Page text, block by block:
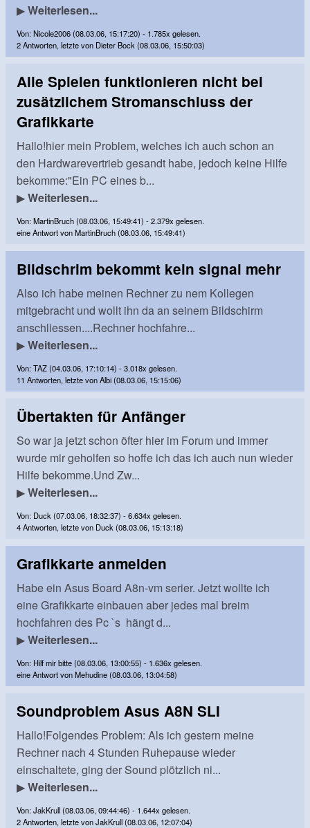
▶Weiterlesen...
Von: Nicole2006 (08.03.06, 15:17:20) - 1.785x gelesen.
2 Antworten, letzte von Dieter Bock (08.03.06, 15:50:03)
Alle Spielen funktionieren nicht bei
zusätzlichem Stromanschluss der
Grafikkarte
Hallo!hier mein Problem, welches ich auch schon an
den Hardwarevertrieb gesandt habe, jedoch keine Hilfe
bekomme:"Ein PC eines b...
▶Weiterlesen...
Von: MartinBruch (08.03.06, 15:49:41) - 2.379x gelesen.
eine Antwort von MartinBruch (08.03.06, 15:49:41)
Bildschrim bekommt kein signal mehr
Also ich habe meinen Rechner zu nem Kollegen
mitgebracht und wollt ihn da an seinem Bildschirm
anschliessen....Rechner hochfahre...
▶Weiterlesen...
Von: TAZ (04.03.06, 17:10:14) - 3.018x gelesen.
11 Antworten, letzte von Albi (08.03.06, 15:15:06)
Übertakten für Anfänger
So war ja jetzt schon öfter hier im Forum und immer
wurde mir geholfen so hoffe ich das ich auch nun wieder
Hilfe bekomme.Und Zw...
▶Weiterlesen...
Von: Duck (07.03.06, 18:32:37) - 6.634x gelesen.
4 Antworten, letzte von Duck (08.03.06, 15:13:18)
Grafikkarte anmelden
Habe ein Asus Board A8n-vm serier. Jetzt wollte ich
eine Grafikkarte einbauen aber jedes mal breim
hochfahren des Pc `s hängt d...
▶Weiterlesen...
Von: Hilf mir bitte (08.03.06, 13:00:55) - 1.636x gelesen.
eine Antwort von Mehudine (08.03.06, 13:04:58)
Soundproblem Asus A8N SLI
Hallo!Folgendes Problem: Als ich gestern meine
Rechner nach 4 Stunden Ruhepause wieder
einschaltete, ging der Sound plötzlich ni...
▶Weiterlesen...
Von: JakKrull (08.03.06, 09:44:46) - 1.644x gelesen.
2 Antworten, letzte von JakKrull (08.03.06, 12:07:04)